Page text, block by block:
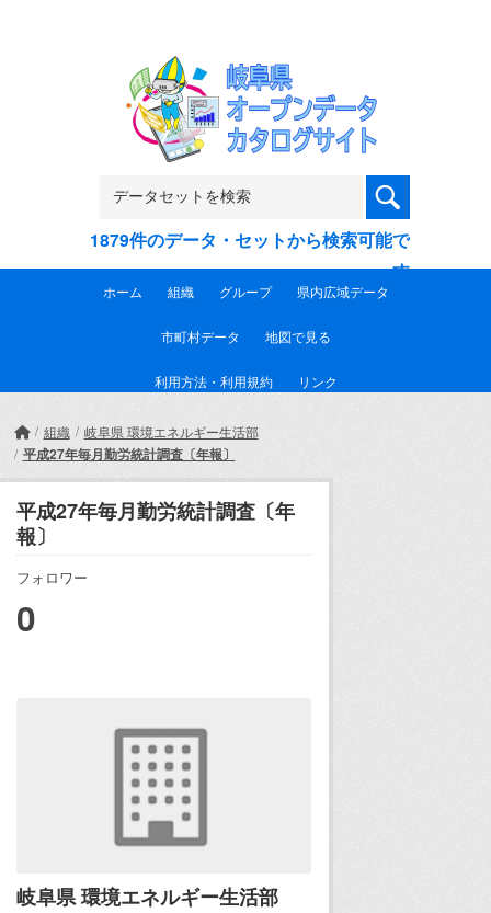
1879件のデータ・セットから検索可能で
す
ホーム 組織 グループ 県内広域データ
市町村データ 地図で見る
利用方法・利用規約 リンク
組織 岐阜県 環境エネルギー生活部
平成27年毎月勤労統計調査〔年報〕
平成27年毎月勤労統計調査〔年
報〕
フォロワー
0
岐阜県 環境エネルギー生活部